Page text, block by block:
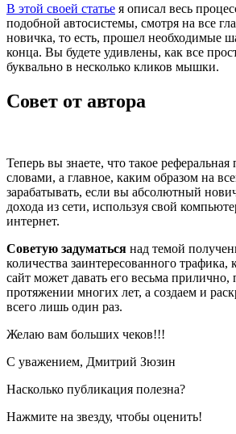
В этой своей статье я описал весь
подобной автосистемы, смотря на все
новичка, то есть, прошел необходимые
конца. Вы будете удивлены, как все
буквально в несколько кликов мышки.
Совет от автора
Теперь вы знаете, что такое
словами, а главное, каким образом на
зарабатывать, если вы абсолютный
дохода из сети, используя свой
интернет.
Советую задуматься над темой
количества заинтересованного трафика,
сайт может давать его весьма прилично,
протяжении многих лет, а создаем и
всего лишь один раз.
Желаю вам больших чеков!!!
С уважением, Дмитрий Зюзин
Насколько публикация полезна?
Нажмите на звезду, чтобы оценить!